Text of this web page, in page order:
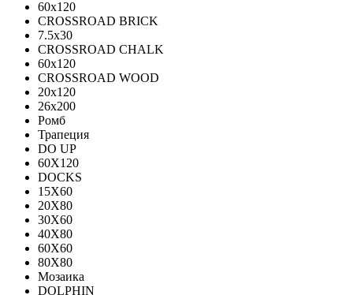
60x120
CROSSROAD BRICK
7.5х30
CROSSROAD CHALK
60х120
CROSSROAD WOOD
20х120
26х200
Ромб
Трапеция
DO UP
60X120
DOCKS
15X60
20X80
30X60
40X80
60X60
80X80
Мозаика
DOLPHIN